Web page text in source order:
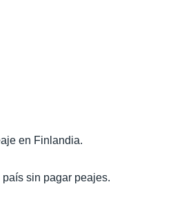
en Finlandia.
sin pagar peajes.